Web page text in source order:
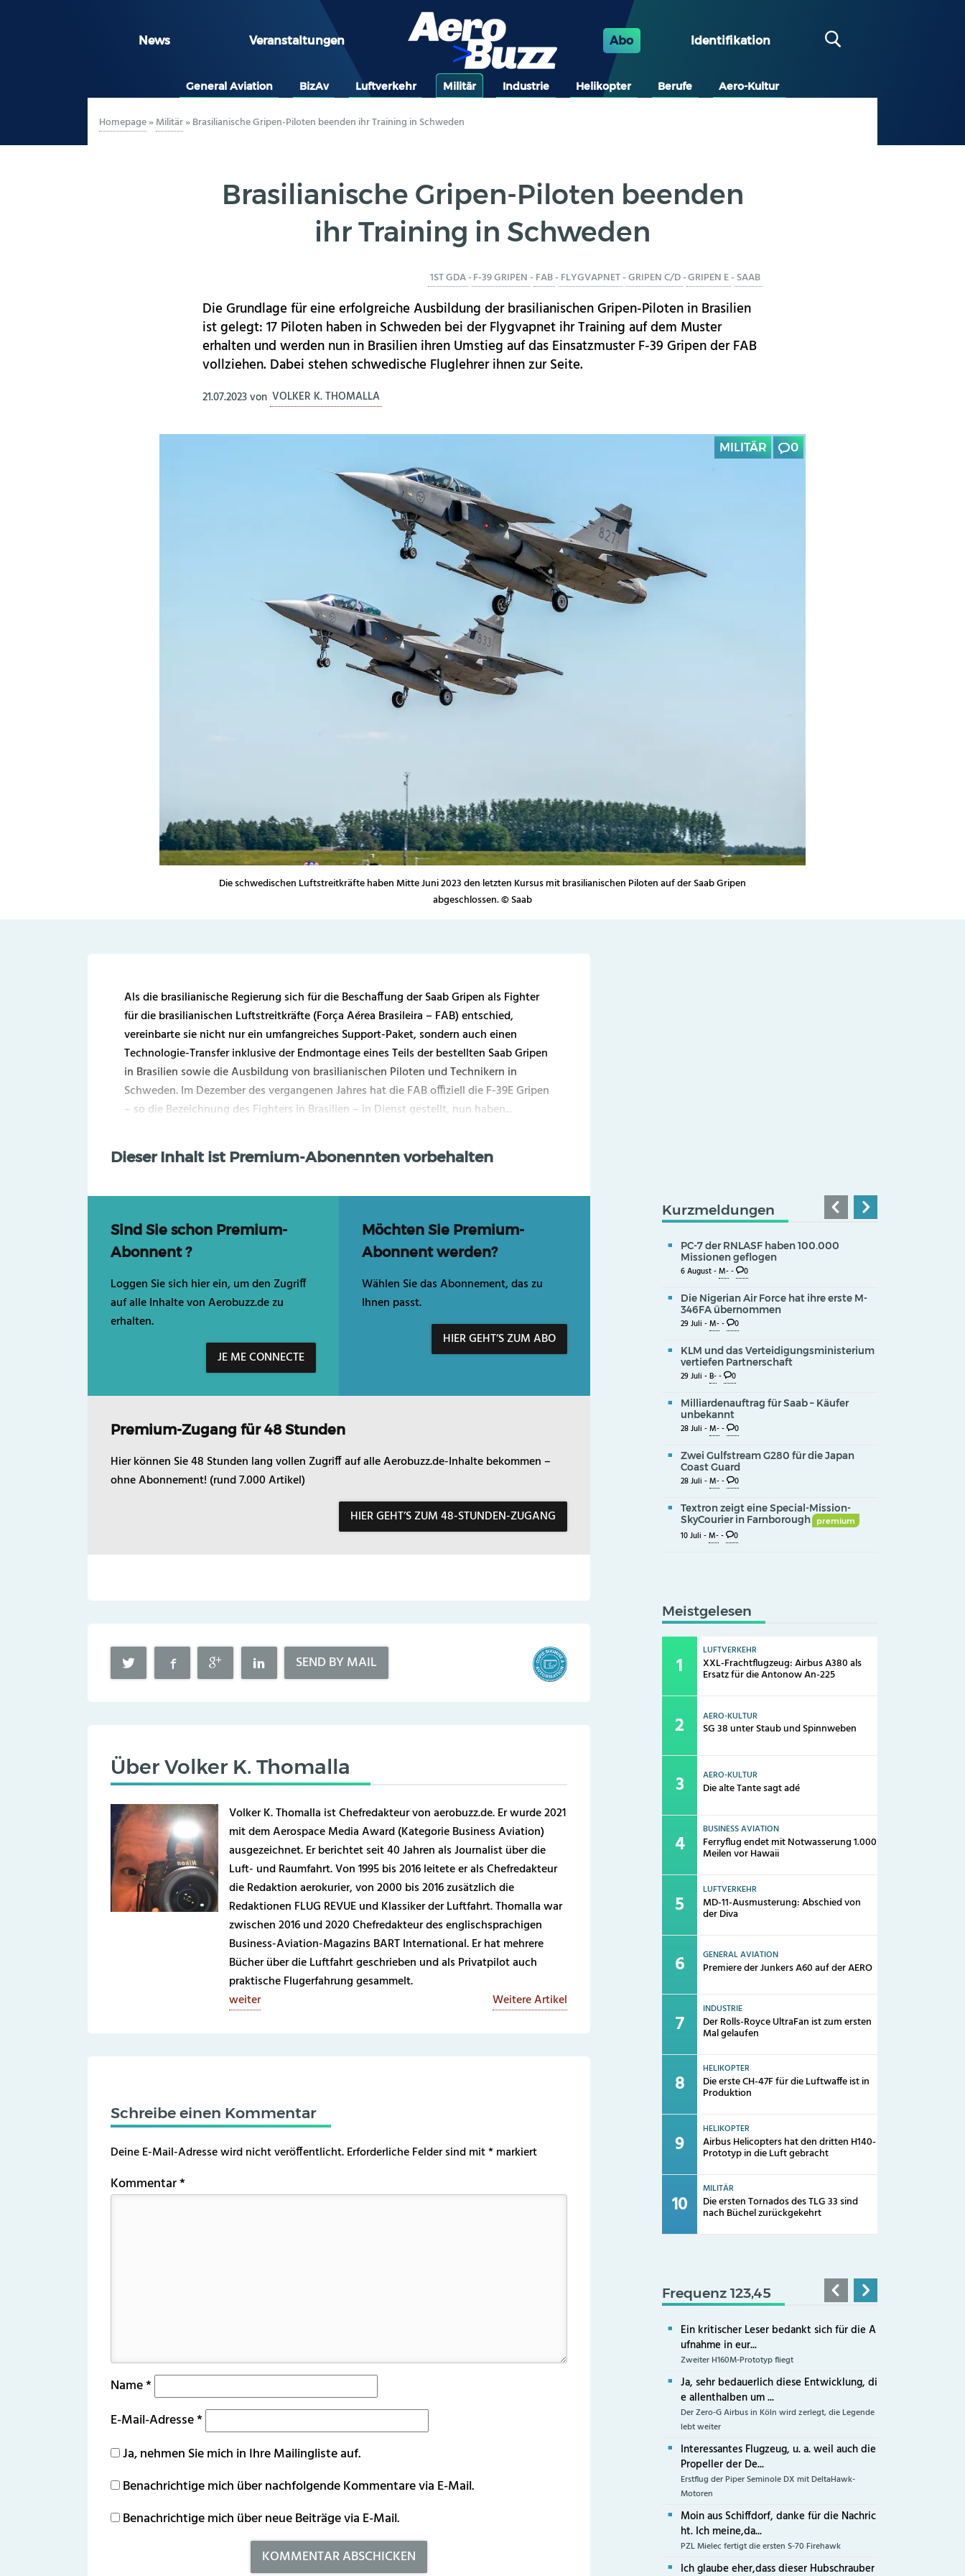
News Veranstaltungen Abo Identifikation
General Aviation BizAv Luftverkehr Militär Industrie Helikopter Berufe Aero-Kultur
Homepage»Militär»Brasilianische Gripen-Piloten beenden ihr Training in Schweden
Brasilianische Gripen-Piloten beenden
ihr Training in Schweden
1ST GDA-F-39 GRIPEN- FAB- FLYGVAPNET-GRIPEN C/D-GRIPEN E- SAAB
Die Grundlage für eine erfolgreiche Ausbildung der brasilianischen Gripen-Piloten in Brasilien
ist gelegt: 17 Piloten haben in Schweden bei der Flygvapnet ihr Training auf dem Muster
erhalten und werden nun in Brasilien ihren Umstieg auf das Einsatzmuster F-39 Gripen der FAB
vollziehen. Dabei stehen schwedische Fluglehrer ihnen zur Seite.
21.07.2023von VOLKER K. THOMALLA
MILITÄR 0
Die schwedischen Luftstreitkräfte haben Mitte Juni 2023 den letzten Kursus mit brasilianischen Piloten auf der Saab Gripen
abgeschlossen. © Saab
Als die brasilianische Regierung sich für die Beschaffung der Saab Gripen als Fighter
für die brasilianischen Luftstreitkräfte (Força Aérea Brasileira – FAB) entschied,
vereinbarte sie nicht nur ein umfangreiches Support-Paket, sondern auch einen
Technologie-Transfer inklusive der Endmontage eines Teils der bestellten Saab Gripen
in Brasilien sowie die Ausbildung von brasilianischen Piloten und Technikern in
Schweden. Im Dezember des vergangenen Jahres hat die FAB offiziell die F-39E Gripen
– so die Bezeichnung des Fighters in Brasilien – in Dienst gestellt, nun haben...
Dieser Inhalt ist Premium-Abonennten vorbehalten
Sind Sie schon Premium-
Abonnent ?
Loggen Sie sich hier ein, um den Zugriff
auf alle Inhalte von Aerobuzz.de zu
erhalten.
JE ME CONNECTE
Möchten Sie Premium-
Abonnent werden?
Wählen Sie das Abonnement, das zu
Ihnen passt.
HIER GEHT’S ZUM ABO
Premium-Zugang für 48 Stunden
Hier können Sie 48 Stunden lang vollen Zugriff auf alle Aerobuzz.de-Inhalte bekommen –
ohne Abonnement! (rund 7.000 Artikel)
HIER GEHT’S ZUM 48-STUNDEN-ZUGANG
SEND BY MAIL
Über Volker K. Thomalla
Volker K. Thomalla ist Chefredakteur von aerobuzz.de. Er wurde 2021
mit dem Aerospace Media Award (Kategorie Business Aviation)
ausgezeichnet. Er berichtet seit 40 Jahren als Journalist über die
Luft- und Raumfahrt. Von 1995 bis 2016 leitete er als Chefredakteur
die Redaktion aerokurier, von 2000 bis 2016 zusätzlich die
Redaktionen FLUG REVUE und Klassiker der Luftfahrt. Thomalla war
zwischen 2016 und 2020 Chefredakteur des englischsprachigen
Business-Aviation-Magazins BART International. Er hat mehrere
Bücher über die Luftfahrt geschrieben und als Privatpilot auch
praktische Flugerfahrung gesammelt.
weiter
Weitere Artikel
Schreibe einen Kommentar
Deine E-Mail-Adresse wird nicht veröffentlicht.Erforderliche Felder sind mit*markiert
Kommentar*
Name*
E-Mail-Adresse*
Ja, nehmen Sie mich in Ihre Mailingliste auf.
Benachrichtige mich über nachfolgende Kommentare via E-Mail.
Benachrichtige mich über neue Beiträge via E-Mail.
Kurzmeldungen
PC-7 der RNLASF haben 100.000
Missionen geflogen
6 August -M-- 0
Die Nigerian Air Force hat ihre erste M-
346FA übernommen
29 Juli -M-- 0
KLM und das Verteidigungsministerium
vertiefen Partnerschaft
29 Juli -B-- 0
Milliardenauftrag für Saab – Käufer
unbekannt
28 Juli -M-- 0
Zwei Gulfstream G280 für die Japan
Coast Guard
28 Juli -M-- 0
Textron zeigt eine Special-Mission-
SkyCourier in Farnborough
premium
10 Juli -M-- 0
Meistgelesen
LUFTVERKEHR
XXL-Frachtflugzeug: Airbus A380 als
Ersatz für die Antonow An-225
AERO-KULTUR
SG 38 unter Staub und Spinnweben
AERO-KULTUR
Die alte Tante sagt adé
BUSINESS AVIATION
Ferryflug endet mit Notwasserung 1.000
Meilen vor Hawaii
LUFTVERKEHR
MD-11-Ausmusterung: Abschied von
der Diva
GENERAL AVIATION
Premiere der Junkers A60 auf der AERO
INDUSTRIE
Der Rolls-Royce UltraFan ist zum ersten
Mal gelaufen
HELIKOPTER
Die erste CH-47F für die Luftwaffe ist in
Produktion
HELIKOPTER
Airbus Helicopters hat den dritten H140-
Prototyp in die Luft gebracht
MILITÄR
Die ersten Tornados des TLG 33 sind
nach Büchel zurückgekehrt
Frequenz 123,45
Ein kritischer Leser bedankt sich für die A
ufnahme in eur...
Zweiter H160M-Prototyp fliegt
Ja, sehr bedauerlich diese Entwicklung, di
e allenthalben um ...
Der Zero-G Airbus in Köln wird zerlegt, die Legende
lebt weiter
Interessantes Flugzeug, u. a. weil auch die
Propeller der De...
Erstflug der Piper Seminole DX mit DeltaHawk-
Motoren
Moin aus Schiffdorf, danke für die Nachric
ht. Ich meine,da...
PZL Mielec fertigt die ersten S-70 Firehawk
Ich glaube eher,dass dieser Hubschrauber